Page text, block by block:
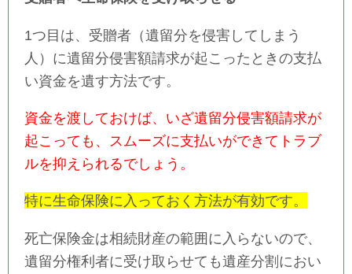
1つ目は、受贈者（遺留分を侵害してしまう
人）に遺留分侵害額請求が起こったときの支払
い資金を遺す方法です。
資金を渡しておけば、いざ遺留分侵害額請求が
起こっても、スムーズに支払いができてトラブ
ルを抑えられるでしょう。
特に生命保険に入っておく方法が有効です。
死亡保険金は相続財産の範囲に入らないので、
遺留分権利者に受け取らせても遺産分割におい